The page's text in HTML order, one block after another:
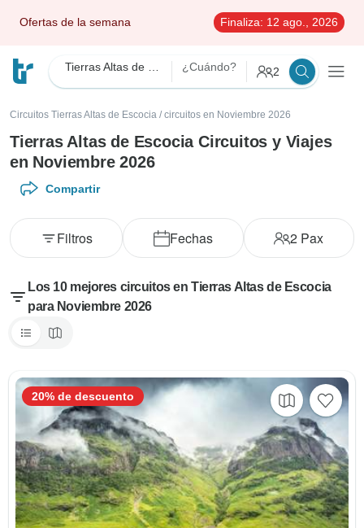
Ofertas de la semana Finaliza: 12 ago., 2026
¿Cuándo? 2
Circuitos Tierras Altas de Escocia / circuitos en Noviembre 2026
Tierras Altas de Escocia Circuitos y Viajes
en Noviembre 2026
Compartir
Fechas 2 Pax
Filtros
Los 10 mejores circuitos en Tierras Altas de Escocia
para Noviembre 2026
20% de descuento